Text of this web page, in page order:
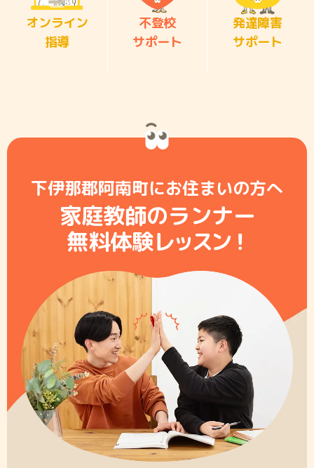
オンライン
指導
不登校
サポート
発達障害
サポート
下伊那郡阿南町にお住まいの方へ
家庭教師のランナー
無料体験レッスン！